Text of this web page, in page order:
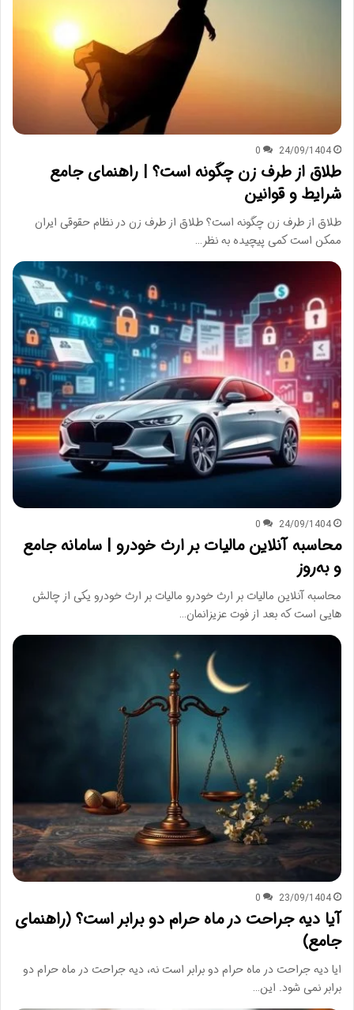
24/09/1404
0
طلاق از طرف زن چگونه است؟ | راهنمای جامع
شرایط و قوانین
طلاق از طرف زن چگونه است؟ طلاق از طرف زن در نظام حقوقی ایران
ممکن است کمی پیچیده به نظر…
24/09/1404
0
محاسبه آنلاین مالیات بر ارث خودرو | سامانه جامع
و به‌روز
محاسبه آنلاین مالیات بر ارث خودرو مالیات بر ارث خودرو یکی از چالش
هایی است که بعد از فوت عزیزانمان…
23/09/1404
0
آیا دیه جراحت در ماه حرام دو برابر است؟ (راهنمای
جامع)
ایا دیه جراحت در ماه حرام دو برابر است نه، دیه جراحت در ماه حرام دو
برابر نمی شود. این…